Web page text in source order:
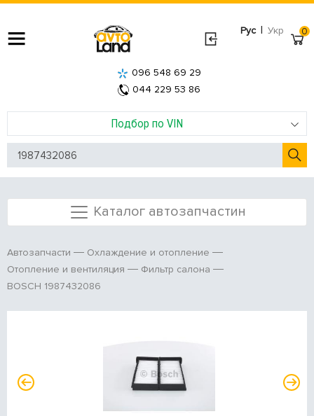
Рус | Укр
Подбор по VIN
096 548 69 29
044 229 53 86
0
Каталог автозапчастин
Автозапчасти
Охлаждение и отопление
Отопление и вентиляция
Фильтр салона
BOSCH 1987432086